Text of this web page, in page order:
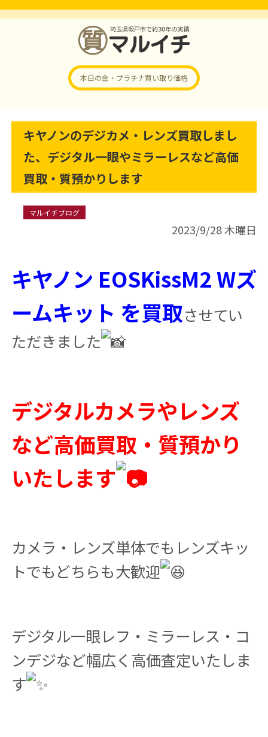
本日の金・プラチナ買い取り価格
キヤノンのデジカメ・レンズ買取しまし
た、デジタル一眼やミラーレスなど高価
買取・質預かりします
マルイチブログ
2023/9/28 木曜日
キヤノン EOSKissM2 Wズ
ームキット を買取させてい
ただきました
デジタルカメラやレンズ
など高価買取・質預かり
いたします
カメラ・レンズ単体でもレンズキッ
トでもどちらも大歓迎
デジタル一眼レフ・ミラーレス・コ
ンデジなど幅広く高価査定いたしま
す